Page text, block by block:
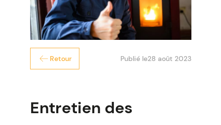
Retour Publié le28 août 2023
Entretien des